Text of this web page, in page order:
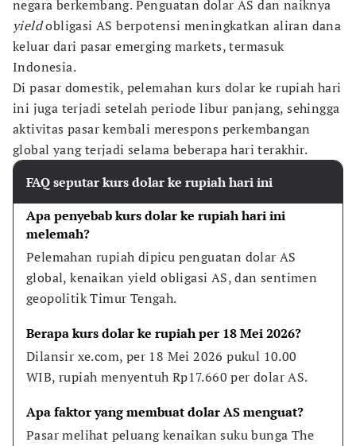
negara berkembang. Penguatan dolar AS dan naiknya
yieldobligasi AS berpotensi meningkatkan aliran dana
keluar dari pasar emerging markets, termasuk
Indonesia.
Di pasar domestik, pelemahan kurs dolar ke rupiah hari
ini juga terjadi setelah periode libur panjang, sehingga
aktivitas pasar kembali merespons perkembangan
global yang terjadi selama beberapa hari terakhir.
FAQ seputar kurs dolar ke rupiah hari ini
Apa penyebab kurs dolar ke rupiah hari ini
melemah?
Pelemahan rupiah dipicu penguatan dolar AS
global, kenaikan yield obligasi AS, dan sentimen
geopolitik Timur Tengah.
Berapa kurs dolar ke rupiah per 18 Mei 2026?
Dilansir xe.com, per 18 Mei 2026 pukul 10.00
WIB, rupiah menyentuh Rp17.660 per dolar AS.
Apa faktor yang membuat dolar AS menguat?
Pasar melihat peluang kenaikan suku bunga The